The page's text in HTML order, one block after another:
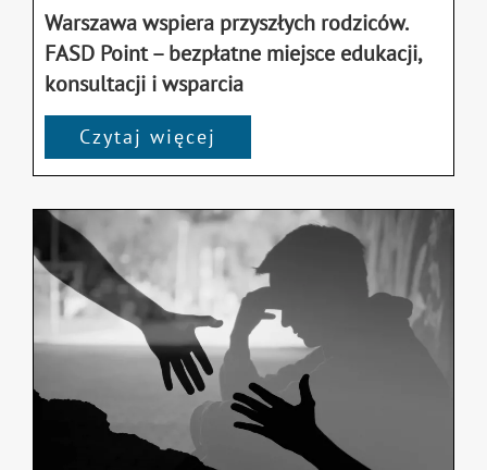
Warszawa wspiera przyszłych rodziców.
FASD Point – bezpłatne miejsce edukacji,
konsultacji i wsparcia
Czytaj więcej